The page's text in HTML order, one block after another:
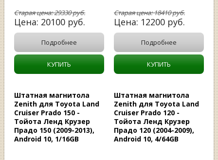
Старая цена:29330руб.
Цена: 20100 руб.
Подробнее
КУПИТЬ
Старая цена:18410руб.
Цена: 12200 руб.
Подробнее
КУПИТЬ
Штатная магнитола
Zenith для Toyota Land
Cruiser Prado 150 -
Тойота Ленд Крузер
Прадо 150 (2009-2013),
Android 10, 1/16GB
Штатная магнитола
Zenith для Toyota Land
Cruiser Prado 120 -
Тойота Ленд Крузер
Прадо 120 (2004-2009),
Android 10, 4/64GB